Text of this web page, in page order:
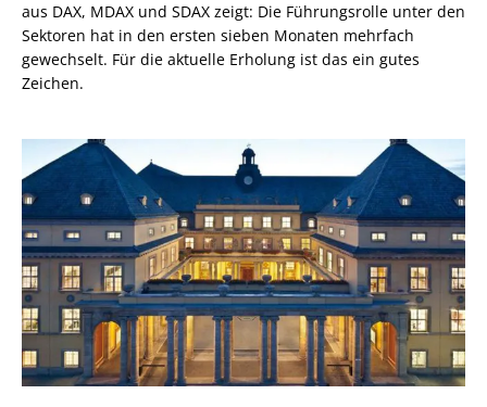
aus DAX, MDAX und SDAX zeigt: Die Führungsrolle unter den
Sektoren hat in den ersten sieben Monaten mehrfach
gewechselt. Für die aktuelle Erholung ist das ein gutes
Zeichen.